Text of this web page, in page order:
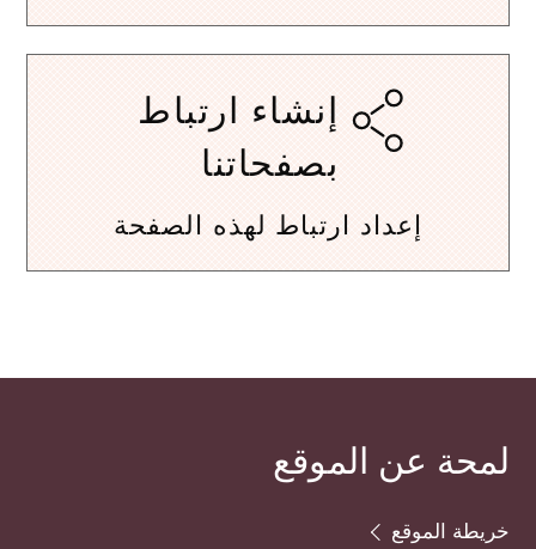
إنشاء ارتباط
بصفحاتنا
إعداد ارتباط لهذه الصفحة
لمحة عن الموقع
خريطة الموقع